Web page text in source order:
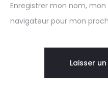
Enregistrer mon nom,
navigateur pour mon